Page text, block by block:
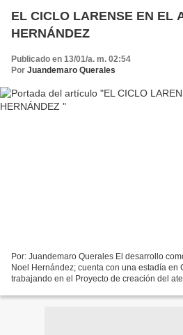
EL CICLO LARENSE EN EL
HERNÁNDEZ
Publicado en 13/01/a. m. 02:54
Por Juandemaro Querales
Por: Juandemaro Querales El desarrollo
Noel Hernández; cuenta con una estadía en
trabajando en el Proyecto de creación del